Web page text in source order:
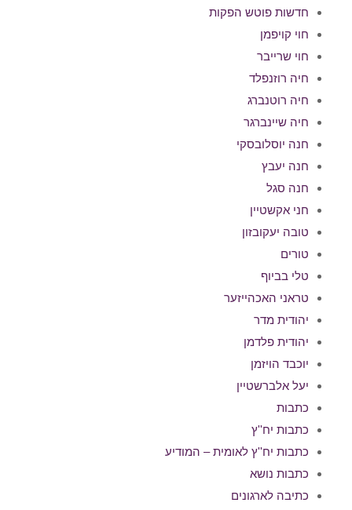
חדשות פוטש הפקות
חוי קויפמן
חוי שרייבר
חיה רוזנפלד
חיה רוטנברג
חיה שיינברגר
חנה יוסלובסקי
חנה יעבץ
חנה סגל
חני אקשטיין
טובה יעקובזון
טורים
טלי בביוף
טראני האכהייזער
יהודית מדר
יהודית פלדמן
יוכבד הויזמן
יעל אלברשטיין
כתבות
כתבות יח''ץ
כתבות יח''ץ לאומית – המודיע
כתבות נושא
כתיבה לארגונים